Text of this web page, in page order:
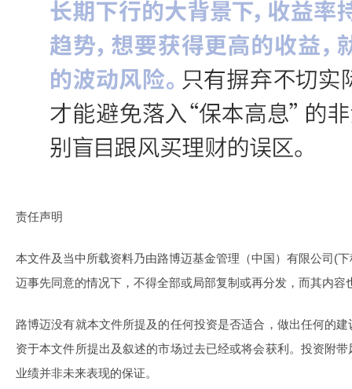
责任声明
本文件及当中所载资料乃由路博迈基金管理（中国）有限公司(
迈事先同意的情况下，不得全部或局部复制或再分发，而其内容
路博迈没有就本文件所提及的任何投资是否适合，做出任何的
资于本文件所提出及叙述的市场过去已经或将会获利。投资附
业绩并非未来表现的保证。